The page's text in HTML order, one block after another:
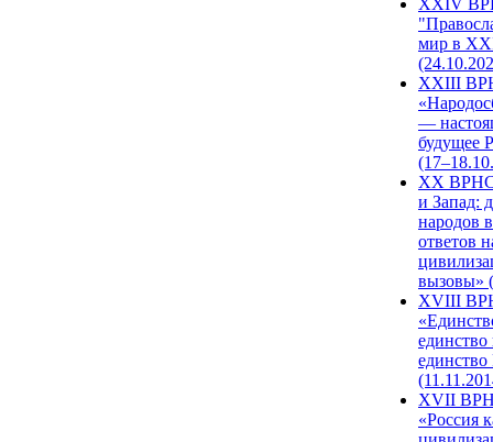
XXIV
мир в
XXIII
—
будущее
XX ВРНС
и Запад:
народов
ответов
вызовы»
XVIII
единство
единство
XVII
«Россия